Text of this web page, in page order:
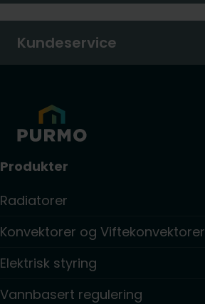
Kundeservice
Produkter
Radiatorer
Konvektorer og Viftekonvektorer
Elektrisk styring
Vannbasert regulering